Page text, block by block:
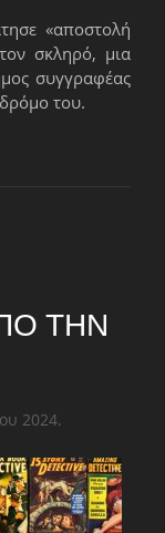
«αποστολή
σκληρό, μια
συγγραφέας
του.
ΤΗΝ
2024.